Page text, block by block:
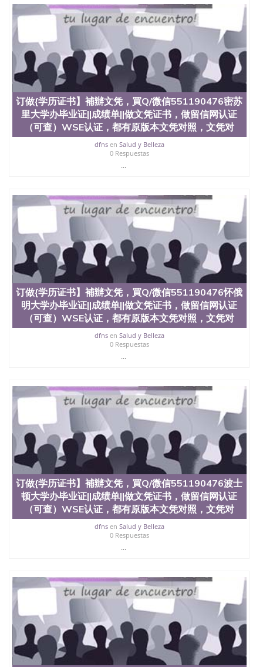
订做{学历证书】補辦文凭，買Q/微信551190476密苏
里大学办毕业证||成绩单||做文凭证书，做留信网认证
（可查）WSE认证，都有原版本文凭对照，文凭对
dfnsen Salud y Belleza
0 Respuestas
...
订做{学历证书】補辦文凭，買Q/微信551190476怀俄
明大学办毕业证||成绩单||做文凭证书，做留信网认证
（可查）WSE认证，都有原版本文凭对照，文凭对
dfnsen Salud y Belleza
0 Respuestas
...
订做{学历证书】補辦文凭，買Q/微信551190476波士
顿大学办毕业证||成绩单||做文凭证书，做留信网认证
（可查）WSE认证，都有原版本文凭对照，文凭对
dfnsen Salud y Belleza
0 Respuestas
...